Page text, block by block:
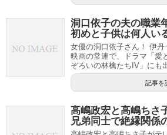
洞口依子の夫の職業
初めと子供は何人い
女優の洞口依子さん！ 伊
映画の常連で、ドラマ「愛
ぞろいの林檎たちIV」にも
記事を
高嶋政宏と高嶋ちさ
兄弟同士で絶縁関係